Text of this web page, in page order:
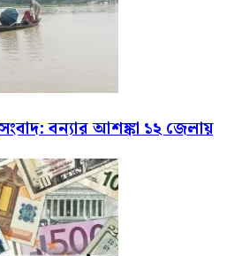
বন্যার আশঙ্কা ১২ জেলায়